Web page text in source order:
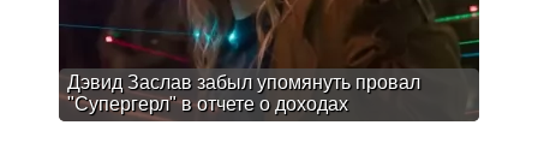
Дэвид Заслав забыл упомянуть провал
"Супергерл" в отчете о доходах